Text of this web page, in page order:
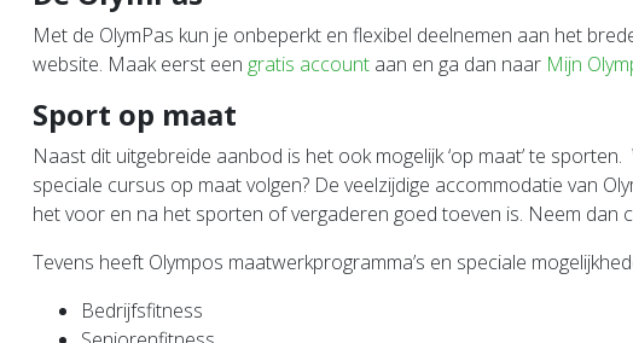
Met de OlymPas kun je onbeperkt en flexibel deelnemen aan het
website. Maak eerst een gratis account aan en ga dan naar Mijn
Sport op maat
Naast dit uitgebreide aanbod is het ook mogelijk ‘op maat’ te
speciale cursus op maat volgen? De veelzijdige accommodatie van
het voor en na het sporten of vergaderen goed toeven is. Neem
Tevens heeft Olympos maatwerkprogramma’s en speciale
Bedrijfsfitness